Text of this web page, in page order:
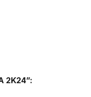
2K24”: